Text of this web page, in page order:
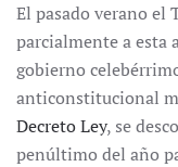
El pasado verano el
parcialmente a esta
gobierno
anticonstitucional
Decreto Ley, se
penúltimo del año